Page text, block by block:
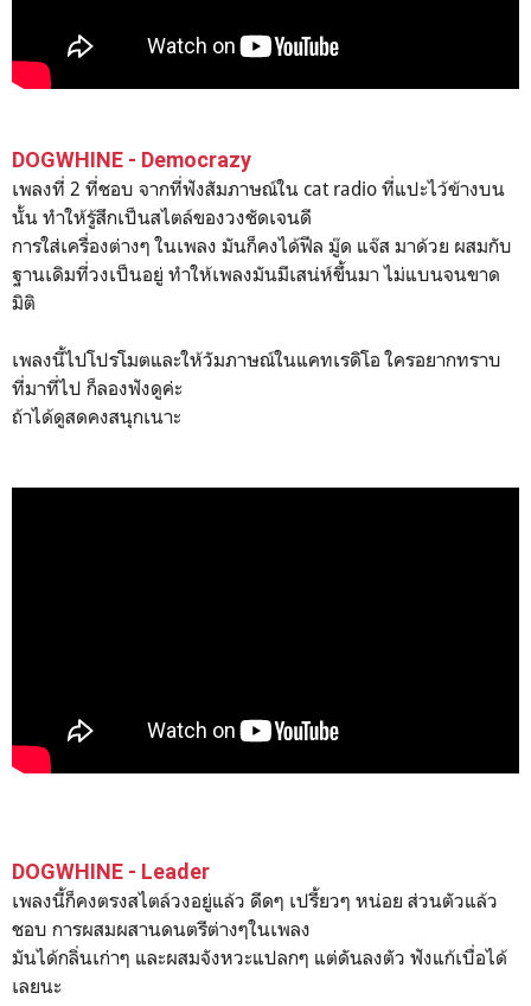
DOGWHINE - Democrazy
เพลงที่ 2 ที่ชอบ จากที่ฟังสัมภาษณ์ใน cat radio ที่แปะไว้ข้างบน
นั้น ทำให้รู้สึกเป็นสไตล์ของวงชัดเจนดี
การใส่เครื่องต่างๆ ในเพลง มันก็คงได้ฟีล มู๊ด แจ๊ส มาด้วย ผสมกับ
ฐานเดิมที่วงเป็นอยู่ ทำให้เพลงมันมีเสน่ห์ขึ้นมา ไม่แบนจนขาด
มิติ
เพลงนี้ไปโปรโมตและให้วัมภาษณ์ในแคทเรดิโอ ใครอยากทราบ
ที่มาที่ไป ก็ลองฟังดูค่ะ
ถ้าได้ดูสดคงสนุกเนาะ
DOGWHINE - Leader
เพลงนี้ก็คงตรงสไตล์วงอยู่แล้ว ดีดๆ เปรี้ยวๆ หน่อย ส่วนตัวแล้ว
ชอบ การผสมผสานดนตรีต่างๆในเพลง
มันได้กลิ่นเก่าๆ และผสมจังหวะแปลกๆ แต่ดันลงตัว ฟังแก้เบื่อได้
เลยนะ